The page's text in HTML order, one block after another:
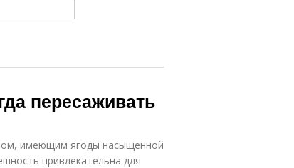
пересаживать
имеющим ягоды насыщенной
привлекательна для